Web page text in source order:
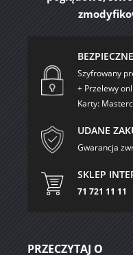
Szyfrowany
+ Przelewy
Karty:
UDANE
Gwarancja
SKLEP
71 721 11 11
PRZECZYTAJ O